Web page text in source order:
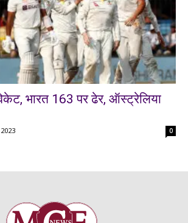
भारत 163 पर ढेर, ऑस्ट्रेलिया
0